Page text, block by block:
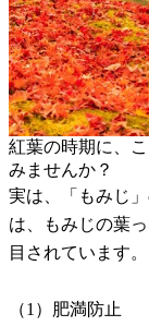
紅葉の時期に、
みませんか？
実は、「もみじ
は、もみじの葉
目されています
（1）肥満防止